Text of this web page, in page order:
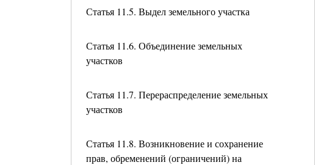
Статья 11.5. Выдел земельного участка
Статья 11.6. Объединение земельных
участков
Статья 11.7. Перераспределение земельных
участков
Статья 11.8. Возникновение и сохранение
прав, обременений (ограничений) на